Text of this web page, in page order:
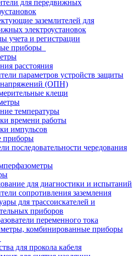
для передвижных
заземлителей для
электроустановок
учета и регистрации
приборы
расстояния
параметров устройств защиты
(ОПН)
клещи
температуры
времени работы
импульсов
приборы
последовательности чередования
для диагностики и испытаний
сопротивления заземления
для трассоискателей и
приборов
переменного тока
комбинированные приборы
для прокола кабеля